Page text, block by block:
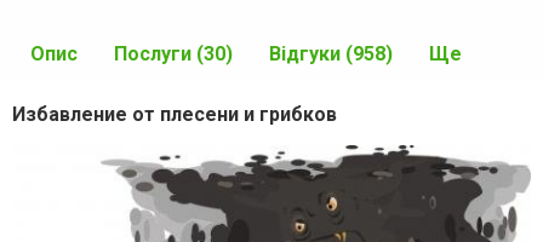
Опис Послуги (30) Відгуки (958) Ще
Избавление от плесени и грибков